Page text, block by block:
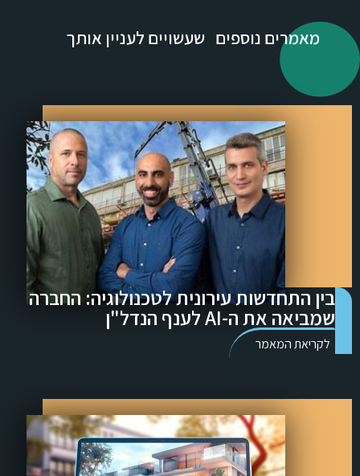
מאמרים נוספים שעשויים לעניין אותך
בין התחדשות עירונית לטכנולוגיה: החברה
שמביאה את ה-AI לענף הנדל"ן
לקריאת המאמר